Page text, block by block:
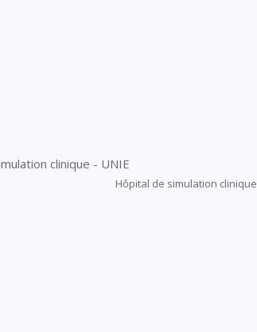
Hôpital de simulation clinique